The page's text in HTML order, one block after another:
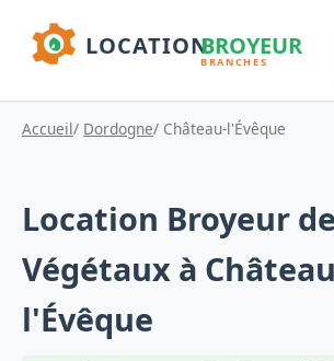
Accueil/ Dordogne/ Château-l'Évêque
Location Broyeur de
Végétaux à
l'Évêque